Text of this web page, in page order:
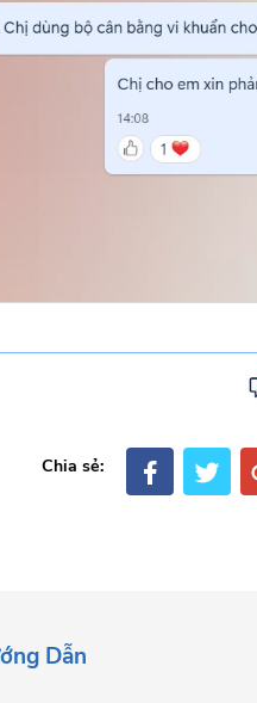
Chia sẻ:
Dẫn